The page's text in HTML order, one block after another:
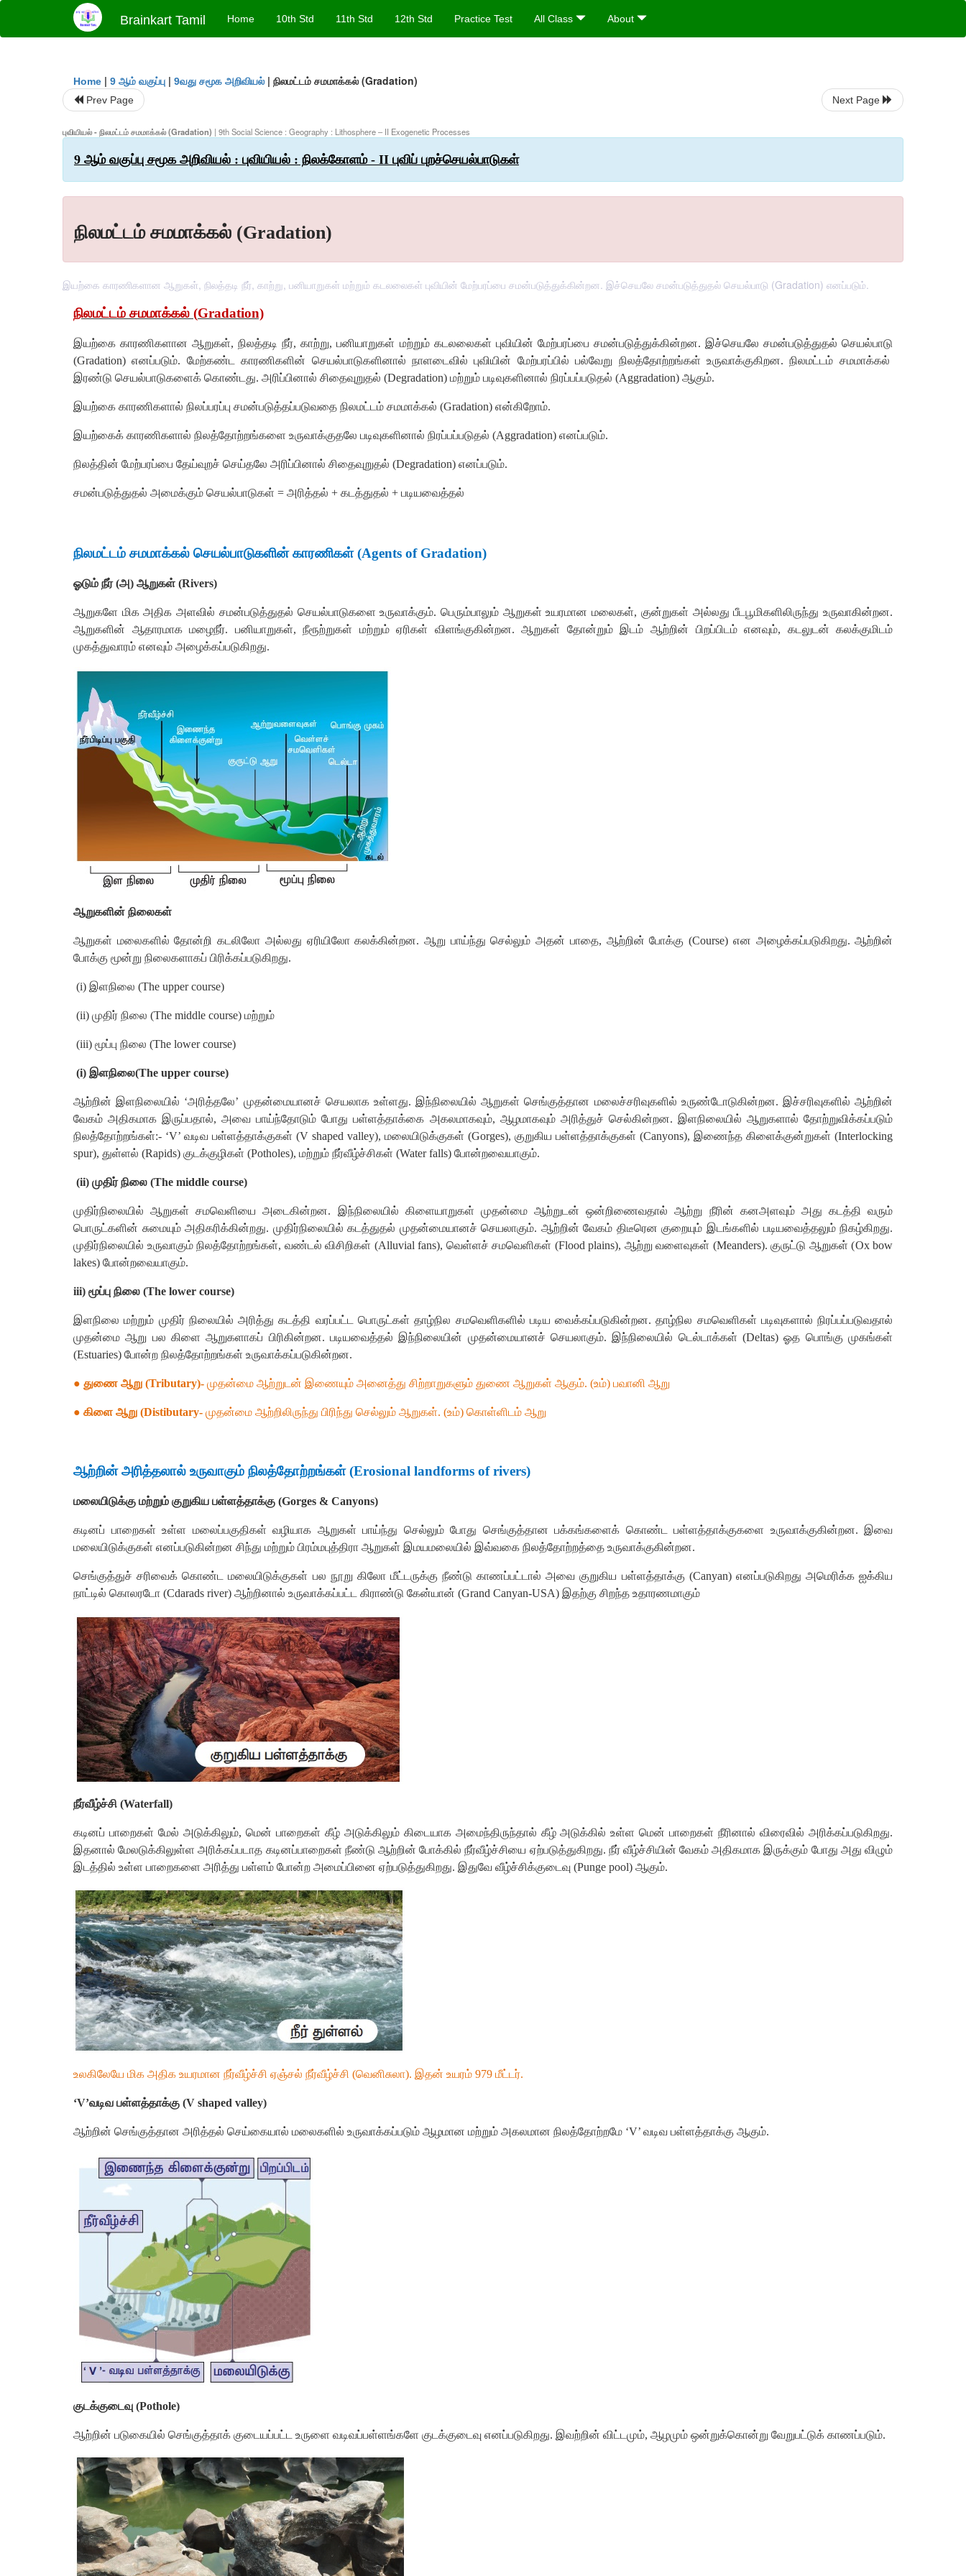
Brainkart Tamil Home 10th Std 11th Std 12th Std Practice Test All Class About
Home | 9 ஆம் வகுப்பு | 9வது சமூக அறிவியல் | நிலமட்டம் சமமாக்கல் (Gradation)
Prev Page Next Page
புவியியல் - நிலமட்டம் சமமாக்கல் (Gradation) | 9th Social Science : Geography : Lithosphere – II Exogenetic Processes
9 ஆம் வகுப்பு சமூக அறிவியல் : புவியியல் : நிலக்கோளம் - II புவிப் புறச்செயல்பாடுகள்
நிலமட்டம் சமமாக்கல் (Gradation)
இயற்கை காரணிகளான ஆறுகள், நிலத்தடி நீர், காற்று, பனியாறுகள் மற்றும் கடலலைகள் புவியின் மேற்பரப்பை சமன்படுத்துக்கின்றன. இச்செயலே சமன்படுத்துதல் செயல்பாடு (Gradation) எனப்படும்.
நிலமட்டம் சமமாக்கல் (Gradation)
இயற்கை காரணிகளான ஆறுகள்,நிலத்தடி நீர்,காற்று,பனியாறுகள் மற்றும் கடலலைகள் புவியின் மேற்பரப்பை சமன்படுத்துக்கின்றன. இச்செயலே சமன்படுத்துதல் செயல்பாடு
(Gradation)எனப்படும். மேற்கண்ட காரணிகளின் செயல்பாடுகளினால் நாளடைவில் புவியின் மேற்பரப்பில் பல்வேறு நிலத்தோற்றங்கள் உருவாக்குகிறன.நிலமட்டம் சமமாக்கல்
இரண்டு செயல்பாடுகளைக் கொண்டது. அரிப்பினால் சிதைவுறுதல் (Degradation) மற்றும் படிவுகளினால் நிரப்பப்படுதல் (Aggradation) ஆகும்.
இயற்கை காரணிகளால் நிலப்பரப்பு சமன்படுத்தப்படுவதை நிலமட்டம் சமமாக்கல் (Gradation) என்கிறோம்.
இயற்கைக் காரணிகளால் நிலத்தோற்றங்களை உருவாக்குதலே படிவுகளினால் நிரப்பப்படுதல் (Aggradation) எனப்படும்.
நிலத்தின் மேற்பரப்பை தேய்வுறச் செய்தலே அரிப்பினால் சிதைவுறுதல் (Degradation) எனப்படும்.
சமன்படுத்துதல் அமைக்கும் செயல்பாடுகள் = அரித்தல் + கடத்துதல் + படியவைத்தல்
நிலமட்டம் சமமாக்கல் செயல்பாடுகளின் காரணிகள்(Agents of Gradation)
ஓடும் நீர்(அ) ஆறுகள் (Rivers)
ஆறுகளே மிக அதிக அளவில் சமன்படுத்துதல் செயல்பாடுகளை உருவாக்கும்.பெரும்பாலும் ஆறுகள் உயரமான மலைகள், குன்றுகள் அல்லது பீடபூமிகளிலிருந்து உருவாகின்றன.
ஆறுகளின்
ஆதாரமாக மழைநீர். பனியாறுகள்,நீரூற்றுகள் மற்றும் ஏரிகள் விளங்குகின்றன.ஆறுகள் தோன்றும் இடம் ஆற்றின் பிறப்பிடம் எனவும், கடலுடன்
கலக்குமிடம்
முகத்துவாரம் எனவும் அழைக்கப்படுகிறது.
ஆறுகளின் நிலைகள்
ஆறுகள் மலைகளில் தோன்றி கடலிலோ அல்லது ஏரியிலோ கலக்கின்றன.ஆறு பாய்ந்து செல்லும் அதன் பாதை, ஆற்றின் போக்கு (Course) என அழைக்கப்படுகிறது.ஆற்றின்
போக்கு மூன்று நிலைகளாகப் பிரிக்கப்படுகிறது.
(i) இளநிலை (The upper course)
(ii) முதிர் நிலை (The middle course) மற்றும்
(iii) மூப்பு நிலை (The lower course)
(i) இளநிலை(The upper course)
ஆற்றின் இளநிலையில் ‘அரித்தலே’ முதன்மையானச் செயலாக உள்ளது. இந்நிலையில் ஆறுகள் செங்குத்தான மலைச்சரிவுகளில் உருண்டோடுகின்றன. இச்சரிவுகளில் ஆற்றின்
வேகம் அதிகமாக இருப்பதால்,அவை பாய்ந்தோடும் போது பள்ளத்தாக்கை அகலமாகவும், ஆழமாகவும் அரித்துச் செல்கின்றன. இளநிலையில் ஆறுகளால் தோற்றுவிக்கப்படும்
நிலத்தோற்றங்கள்:- ‘V’ வடிவ பள்ளத்தாக்குகள் (V shaped valley), மலையிடுக்குகள் (Gorges), குறுகிய பள்ளத்தாக்குகள் (Canyons), இணைந்த கிளைக்குன்றுகள் (Interlocking
spur), துள்ளல் (Rapids) குடக்குழிகள் (Potholes), மற்றும் நீர்வீழ்ச்சிகள் (Water falls) போன்றவையாகும்.
(ii) முதிர் நிலை (The middle course)
முதிர்நிலையில் ஆறுகள் சமவெளியை அடைகின்றன. இந்நிலையில் கிளையாறுகள் முதன்மை ஆற்றுடன் ஒன்றிணைவதால் ஆற்று நீரின் கனஅளவும் அது கடத்தி
வரும்
பொருட்களின் சுமையும் அதிகரிக்கின்றது. முதிர்நிலையில் கடத்துதல் முதன்மையானச் செயலாகும். ஆற்றின் வேகம் திடீரென குறையும் இடங்களில் படியவைத்தலும் நிகழ்கிறது.
முதிர்நிலையில் உருவாகும் நிலத்தோற்றங்கள், வண்டல் விசிறிகள் (Alluvial fans), வெள்ளச் சமவெளிகள் (Flood plains), ஆற்று வளைவுகள் (Meanders).குருட்டு ஆறுகள் (Ox bow
lakes) போன்றவையாகும்.
iii) மூப்பு நிலை (The lower course)
இளநிலை மற்றும் முதிர் நிலையில் அரித்து கடத்தி வரப்பட்ட பொருட்கள் தாழ்நில சமவெளிகளில் படிய வைக்கப்படுகின்றன.தாழ்நில சமவெளிகள் படிவுகளால் நிரப்பப்படுவதால்
முதன்மை ஆறு பல கிளை ஆறுகளாகப் பிரிகின்றன.படியவைத்தல் இந்நிலையின் முதன்மையானச் செயலாகும். இந்நிலையில் டெல்டாக்கள் (Deltas)ஓத பொங்கு முகங்கள்
(Estuaries) போன்ற நிலத்தோற்றங்கள் உருவாக்கப்படுகின்றன.
● துணை ஆறு (Tributary)- முதன்மை ஆற்றுடன் இணையும் அனைத்து சிற்றாறுகளும் துணை ஆறுகள் ஆகும். (உம்) பவானி ஆறு
● கிளை ஆறு (Distibutary- முதன்மை ஆற்றிலிருந்து பிரிந்து செல்லும் ஆறுகள். (உம்) கொள்ளிடம் ஆறு
ஆற்றின் அரித்தலால் உருவாகும் நிலத்தோற்றங்கள் (Erosional landforms of rivers)
மலையிடுக்கு மற்றும் குறுகிய பள்ளத்தாக்கு (Gorges & Canyons)
கடினப் பாறைகள் உள்ள மலைப்பகுதிகள் வழியாக ஆறுகள் பாய்ந்து செல்லும் போது செங்குத்தான பக்கங்களைக் கொண்ட பள்ளத்தாக்குகளை உருவாக்குகின்றன. இவை
மலையிடுக்குகள் எனப்படுகின்றன சிந்து மற்றும் பிரம்மபுத்திரா ஆறுகள் இமயமலையில் இவ்வகை நிலத்தோற்றத்தை உருவாக்குகின்றன.
செங்குத்துச் சரிவைக் கொண்ட மலையிடுக்குகள் பல நூறு கிலோ மீட்டருக்கு நீண்டு காணப்பட்டால் அவை குறுகிய பள்ளத்தாக்கு (Canyan) எனப்படுகிறது அமெரிக்க ஐக்கிய
நாட்டில் கொலரடோ (Cdarads river) ஆற்றினால் உருவாக்கப்பட்ட கிராண்டு கேன்யான் (Grand Canyan-USA) இதற்கு சிறந்த உதாரணமாகும்
நீர்வீழ்ச்சி (Waterfall)
கடினப் பாறைகள் மேல் அடுக்கிலும், மென் பாறைகள் கீழ் அடுக்கிலும் கிடையாக அமைந்திருந்தால் கீழ் அடுக்கில் உள்ள மென் பாறைகள் நீரினால் விரைவில் அரிக்கப்படுகிறது.
இதனால் மேலடுக்கிலுள்ள அரிக்கப்படாத கடினப்பாறைகள் நீண்டு ஆற்றின் போக்கில் நீர்வீழ்ச்சியை ஏற்படுத்துகிறது. நீர் வீழ்ச்சியின் வேகம் அதிகமாக இருக்கும் போது அது விழும்
இடத்தில் உள்ள பாறைகளை அரித்து பள்ளம் போன்ற அமைப்பினை ஏற்படுத்துகிறது. இதுவே வீழ்ச்சிக்குடைவு (Punge pool) ஆகும்.
உலகிலேயே மிக அதிக உயரமான நீர்வீழ்ச்சி ஏஞ்சல் நீர்வீழ்ச்சி (வெனிசுலா). இதன் உயரம் 979 மீட்டர்.
‘V’வடிவ பள்ளத்தாக்கு (V shaped valley)
ஆற்றின் செங்குத்தான அரித்தல் செய்கையால் மலைகளில் உருவாக்கப்படும் ஆழமான மற்றும் அகலமான நிலத்தோற்றமே ‘V’ வடிவ பள்ளத்தாக்கு ஆகும்.
குடக்குடைவு (Pothole)
ஆற்றின் படுகையில் செங்குத்தாக் குடையப்பட்ட உருளை வடிவப்பள்ளங்களே குடக்குடைவு எனப்படுகிறது. இவற்றின் விட்டமும், ஆழமும் ஒன்றுக்கொன்று வேறுபட்டுக் காணப்படும்.